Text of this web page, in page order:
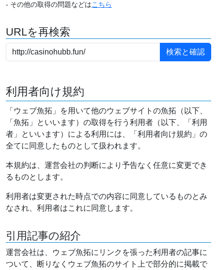
- その他の取得の問題などはこちら
URLを再検索
利用者向け規約
「ウェブ魚拓」を用いて他のウェブサイトの魚拓（以下、
「魚拓」といいます）の取得を行う利用者（以下、「利用
者」といいます）による利用には、「利用者向け規約」の
全てに同意したものとして扱われます。
本規約は、運営会社の判断により予告なく任意に変更でき
るものとします。
利用者は変更された時点での内容に同意しているものとみ
なされ、利用者はこれに同意します。
引用記事の紹介
運営会社は、ウェブ魚拓にリンクを張った利用者の記事に
ついて、断りなくウェブ魚拓のサイト上で部分的に掲載で